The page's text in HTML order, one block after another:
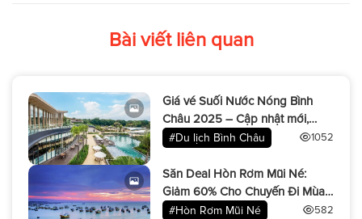
Bài viết liên quan
Giá vé Suối Nước Nóng Bình
Châu 2025 – Cập nhật mới,
đừng bỏ lỡ!
#Du lịch Bình Châu 1052
Săn Deal Hòn Rơm Mũi Né:
Giảm 60% Cho Chuyến Đi Mùa
Hè!
#Hòn Rơm Mũi Né 582